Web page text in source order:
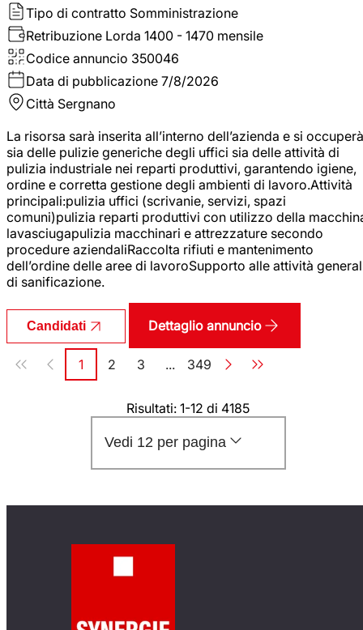
Tipo di contratto Somministrazione
Retribuzione Lorda 1400 - 1470 mensile
Codice annuncio 350046
Data di pubblicazione 7/8/2026
Città Sergnano
La risorsa sarà inserita all’interno dell’azienda e si occuperà
sia delle pulizie generiche degli uffici sia delle attività di
pulizia industriale nei reparti produttivi, garantendo igiene,
ordine e corretta gestione degli ambienti di lavoro.Attività
principali:pulizia uffici (scrivanie, servizi, spazi
comuni)pulizia reparti produttivi con utilizzo della
lavasciugapulizia macchinari e attrezzature secondo
procedure aziendaliRaccolta rifiuti e mantenimento
dell’ordine delle aree di lavoroSupporto alle attività
di sanificazione.
Candidati Dettaglio annuncio
Paginazione
Pagina
1 Pagina
2 Pagina
3 ... Pagina
349
Risultati: 1-12 di 4185
Vedi 12 per pagina